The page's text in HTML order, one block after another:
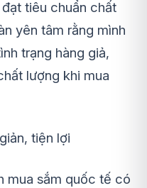
tiêu chuẩn chất
yên tâm rằng mình
trạng hàng giả,
lượng khi mua
tiện lợi
mua sắm quốc tế có